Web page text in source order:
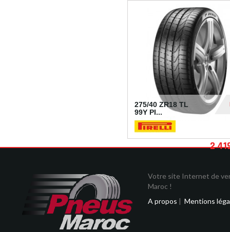
275/40 ZR18 TL
99Y PI...
2
Votre site Internet de
Maroc !
A propos | Mentions